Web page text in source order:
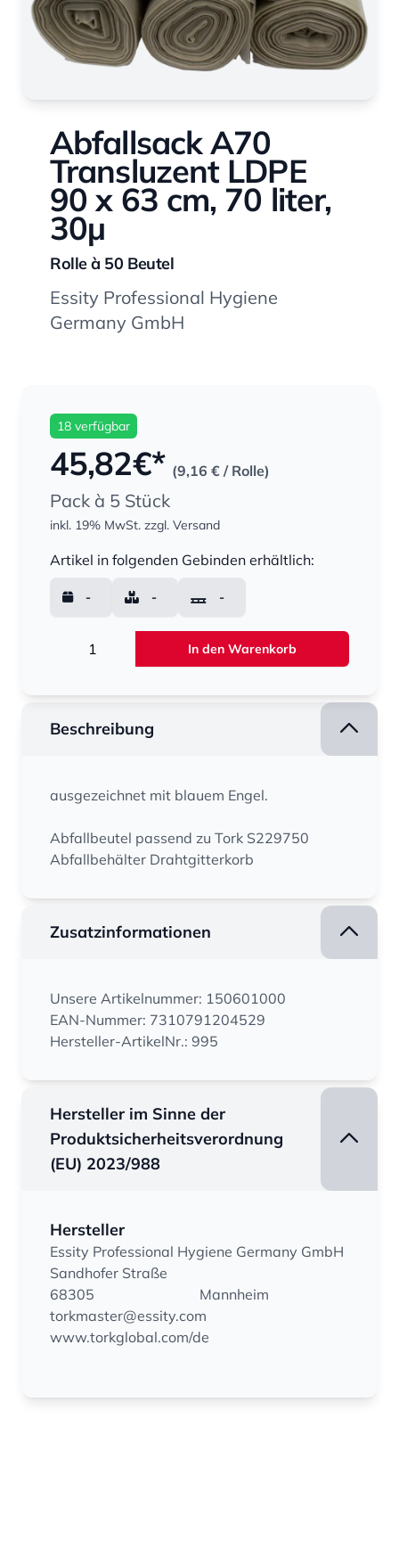
Abfallsack A70
Transluzent LDPE
90 x 63 cm, 70 liter,
30µ
Rolle à 50 Beutel
Essity Professional Hygiene
Germany GmbH
18 verfügbar
45,82€* (9,16 € / Rolle)
Pack à 5 Stück
inkl. 19% MwSt. zzgl. Versand
Artikel in folgenden Gebinden erhältlich:
- - -
In den Warenkorb
Beschreibung
ausgezeichnet mit blauem Engel.
Abfallbeutel passend zu Tork S229750
Abfallbehälter Drahtgitterkorb
Zusatzinformationen
Unsere Artikelnummer: 150601000
EAN-Nummer: 7310791204529
Hersteller-ArtikelNr.: 995
Hersteller im Sinne der
Produktsicherheitsverordnung
(EU) 2023/988
Hersteller
Essity Professional Hygiene Germany GmbH
Sandhofer Straße
68305
Mannheim
torkmaster@essity.com
www.torkglobal.com/de